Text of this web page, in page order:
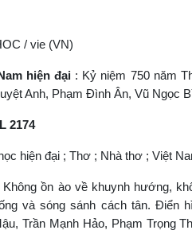
/ vie (VN)
hiện đại: Kỷ niệm 750 năm
Anh, Phạm Đình Ân, Vũ Ngọc
2174
hiện đại ; Thơ ; Nhà thơ ; Việt
Không ồn ào về khuynh hướng,
và sóng sánh cách tân. Điển
Trần Mạnh Hảo, Phạm Trọng